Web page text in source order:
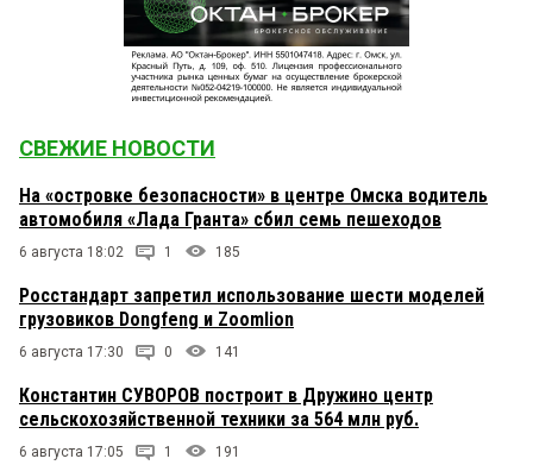
СВЕЖИЕ НОВОСТИ
На «островке безопасности» в центре Омска водитель
автомобиля «Лада Гранта» сбил семь пешеходов
6 августа 18:02 1 185
Росстандарт запретил использование шести моделей
грузовиков Dongfeng и Zoomlion
6 августа 17:30 0 141
Константин СУВОРОВ построит в Дружино центр
сельскохозяйственной техники за 564 млн руб.
6 августа 17:05 1 191